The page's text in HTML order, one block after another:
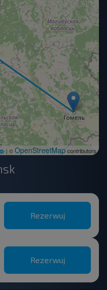
| ©OpenStreetMapcontributors
Rezerwuj
Rezerwuj